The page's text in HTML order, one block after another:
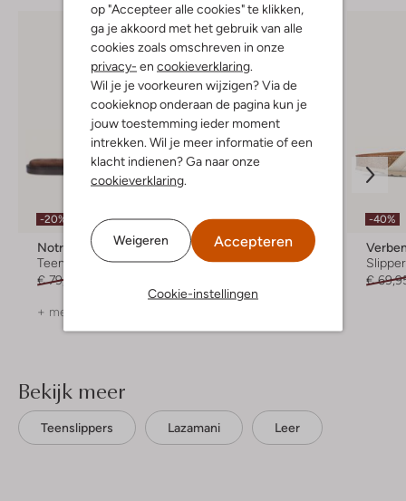
op "Accepteer alle cookies" te klikken,
ga je akkoord met het gebruik van alle
cookies zoals omschreven in onze
privacy- en cookieverklaring
Wil je je voorkeuren wijzigen? Via de
cookieknop onderaan de pagina kun je
jouw toestemming ieder moment
intrekken. Wil je meer informatie of een
klacht indienen? Ga naar onze
cookieverklaring
Weigeren Accepteren
Cookie-instellingen
-20%
Notre-V
Teenslippers
€ 79,99
+ meer kleuren
-50%
Notre-V
Teenslippers
-40%
€
Bekijk meer
Teenslippers Lazamani Leer